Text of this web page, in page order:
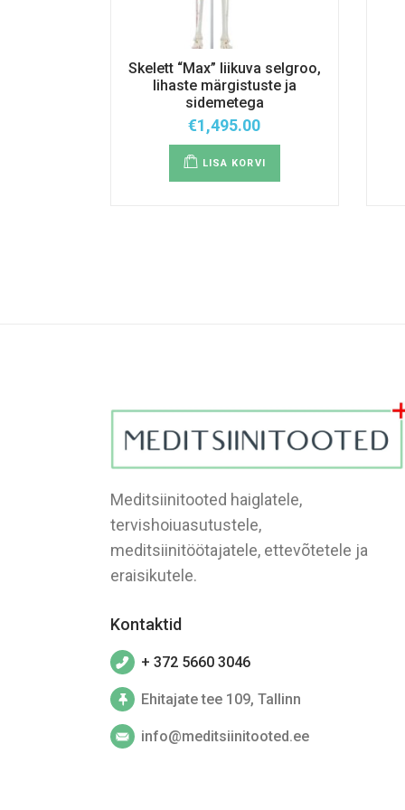
Skelett “Max” liikuva selgroo,
lihaste märgistuste ja
sidemetega
€1,495.00
LISA KORVI
Meditsiinitooted haiglatele,
tervishoiuasutustele,
meditsiinitöötajatele, ettevõtetele ja
eraisikutele.
Kontaktid
+ 372 5660 3046
Ehitajate tee 109, Tallinn
info@meditsiinitooted.ee